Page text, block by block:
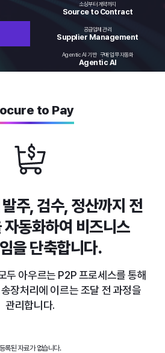
소싱부터 계약까지
Source to Contract
공급업체 관리
Supplier Management
Agentic AI 기반 구매 업무 자동화
Agentic AI
to Pay
주, 검수, 정산까지 전
자동화하여 비즈니스
을 단축합니다.
두 아우르는 P2P 프로세스를 통해
장처리에 이르는 조달 전 과정을
관리합니다.
등록된 자료가 없습니다.